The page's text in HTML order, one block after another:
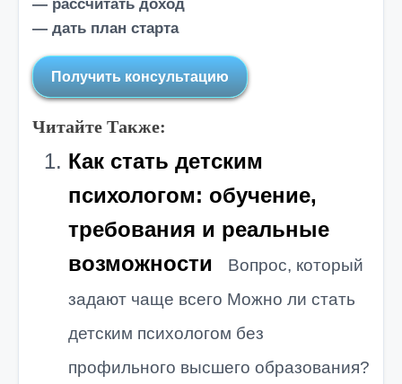
— рассчитать доход
— дать план старта
Получить консультацию
Читайте Также:
Как стать детским
психологом: обучение,
требования и реальные
возможности
Вопрос, который
задают чаще всего Можно ли стать
детским психологом без
профильного высшего образования?